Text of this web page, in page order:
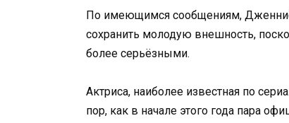
По имеющимся сообщениям,
сохранить молодую внешность,
более серьёзными.
Актриса, наиболее известная по
пор, как в начале этого года пара